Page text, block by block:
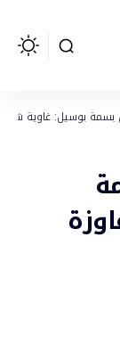
بسمة بوسيل: غاوية